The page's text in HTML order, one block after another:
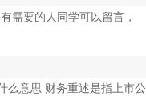
需要的人同学可以留言，
么意思 财务重述是指上市公